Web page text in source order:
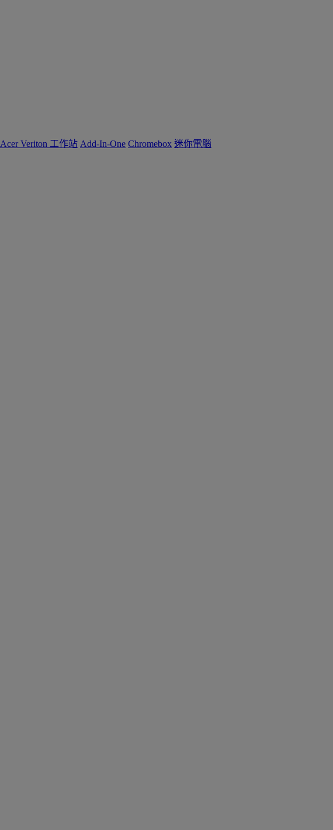
Acer Veriton 工作站 Add-In-One Chromebox 迷你電腦